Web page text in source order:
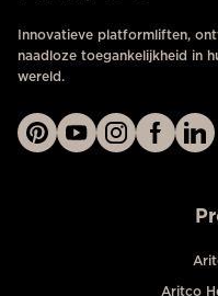
Innovatieve platformliften,
naadloze toegankelijkheid in
wereld.
Aritco